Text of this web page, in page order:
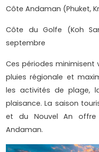
Côte Andaman (Phuket,
Côte du Golfe (Koh
septembre
Ces périodes
pluies régionale et
les activités de plage,
plaisance. La saison
et du Nouvel An
Andaman.